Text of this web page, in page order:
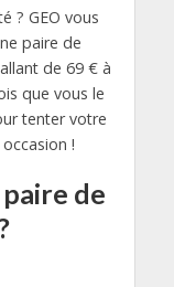
? GEO vous
paire de
de 69 € à
que vous le
tenter votre
!
de